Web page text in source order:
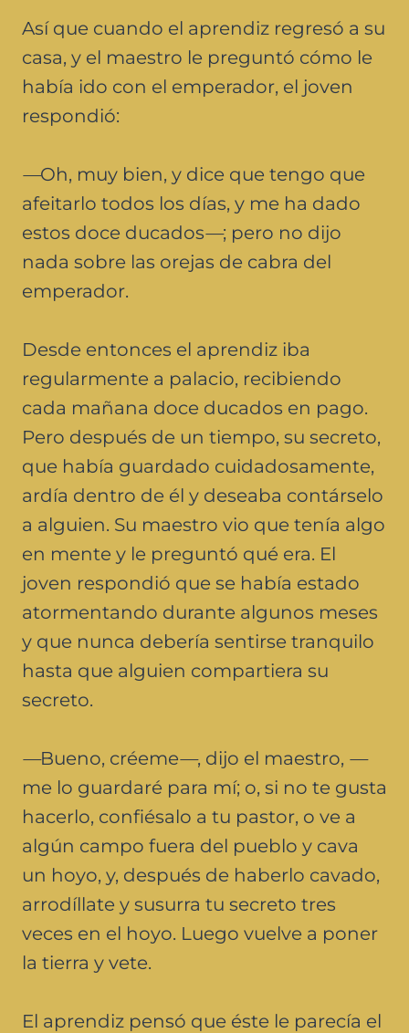
Así que cuando el aprendiz regresó a su
casa, y el maestro le preguntó cómo le
había ido con el emperador, el joven
respondió:
—Oh, muy bien, y dice que tengo que
afeitarlo todos los días, y me ha dado
estos doce ducados—; pero no dijo
nada sobre las orejas de cabra del
emperador.
Desde entonces el aprendiz iba
regularmente a palacio, recibiendo
cada mañana doce ducados en pago.
Pero después de un tiempo, su secreto,
que había guardado cuidadosamente,
ardía dentro de él y deseaba contárselo
a alguien. Su maestro vio que tenía algo
en mente y le preguntó qué era. El
joven respondió que se había estado
atormentando durante algunos meses
y que nunca debería sentirse tranquilo
hasta que alguien compartiera su
secreto.
—Bueno, créeme—, dijo el maestro, —
me lo guardaré para mí; o, si no te gusta
hacerlo, confiésalo a tu pastor, o ve a
algún campo fuera del pueblo y cava
un hoyo, y, después de haberlo cavado,
arrodíllate y susurra tu secreto tres
veces en el hoyo. Luego vuelve a poner
la tierra y vete.
El aprendiz pensó que éste le parecía el